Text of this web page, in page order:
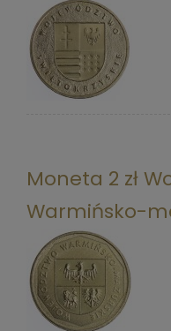
Moneta 2 zł
Warmińsko-